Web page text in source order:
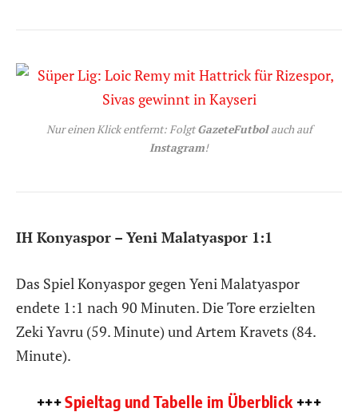
Nur einen Klick entfernt: FolgtGazeteFutbolauch auf
Instagram!
IH Konyaspor – Yeni Malatyaspor 1:1
Das Spiel Konyaspor gegen Yeni Malatyaspor
endete 1:1 nach 90 Minuten. Die Tore erzielten
Zeki Yavru (59. Minute) und Artem Kravets (84.
Minute).
+++Spieltag und Tabelle im Überblick +++